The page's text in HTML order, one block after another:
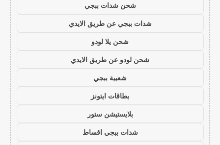
شحن شدات ببجي
شدات ببجي عن طريق الايدي
شحن يلا لودو
شحن لودو عن طريق الايدي
شعبية ببجي
بطاقات ايتونز
بلايستيشن ستور
شدات ببجي اقساط